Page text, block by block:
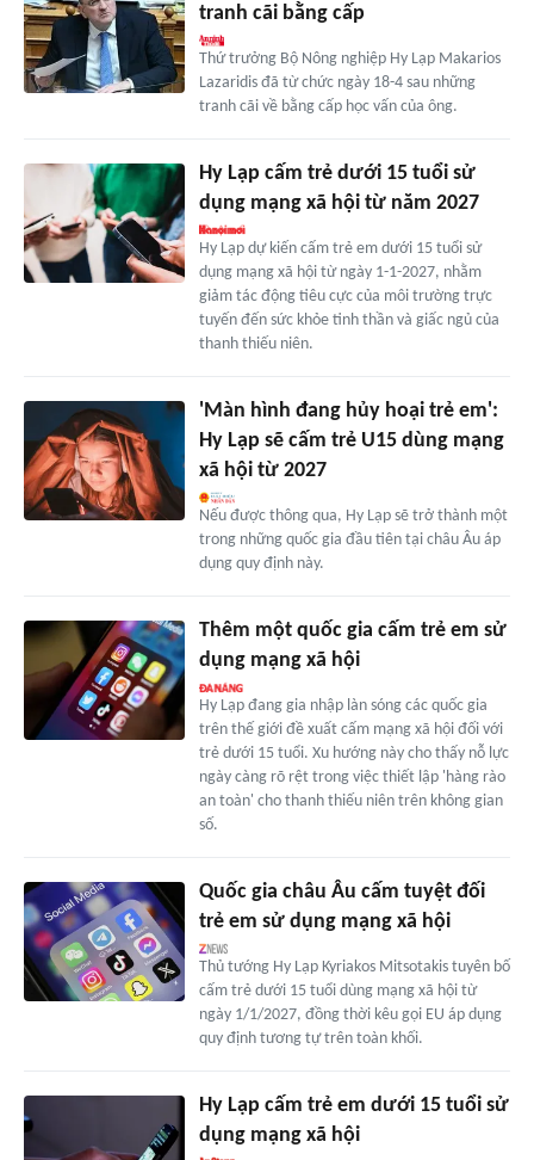
tranh cãi bằng cấp
Thứ trưởng Bộ Nông nghiệp Hy Lạp Makarios
Lazaridis đã từ chức ngày 18-4 sau những
tranh cãi về bằng cấp học vấn của ông.
Hy Lạp cấm trẻ dưới 15 tuổi sử
dụng mạng xã hội từ năm 2027
Hy Lạp dự kiến cấm trẻ em dưới 15 tuổi sử
dụng mạng xã hội từ ngày 1-1-2027, nhằm
giảm tác động tiêu cực của môi trường trực
tuyến đến sức khỏe tinh thần và giấc ngủ của
thanh thiếu niên.
'Màn hình đang hủy hoại trẻ em':
Hy Lạp sẽ cấm trẻ U15 dùng mạng
xã hội từ 2027
Nếu được thông qua, Hy Lạp sẽ trở thành một
trong những quốc gia đầu tiên tại châu Âu áp
dụng quy định này.
Thêm một quốc gia cấm trẻ em sử
dụng mạng xã hội
Hy Lạp đang gia nhập làn sóng các quốc gia
trên thế giới đề xuất cấm mạng xã hội đối với
trẻ dưới 15 tuổi. Xu hướng này cho thấy nỗ lực
ngày càng rõ rệt trong việc thiết lập 'hàng rào
an toàn' cho thanh thiếu niên trên không gian
số.
Quốc gia châu Âu cấm tuyệt đối
trẻ em sử dụng mạng xã hội
Thủ tướng Hy Lạp Kyriakos Mitsotakis tuyên bố
cấm trẻ dưới 15 tuổi dùng mạng xã hội từ
ngày 1/1/2027, đồng thời kêu gọi EU áp dụng
quy định tương tự trên toàn khối.
Hy Lạp cấm trẻ em dưới 15 tuổi sử
dụng mạng xã hội